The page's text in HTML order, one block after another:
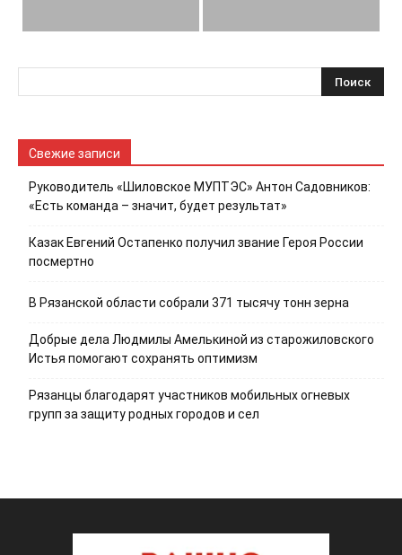
Свежие записи
Руководитель «Шиловское МУПТЭС» Антон Садовников:
«Есть команда – значит, будет результат»
Казак Евгений Остапенко получил звание Героя России
посмертно
В Рязанской области собрали 371 тысячу тонн зерна
Добрые дела Людмилы Амелькиной из старожиловского
Истья помогают сохранять оптимизм
Рязанцы благодарят участников мобильных огневых
групп за защиту родных городов и сел